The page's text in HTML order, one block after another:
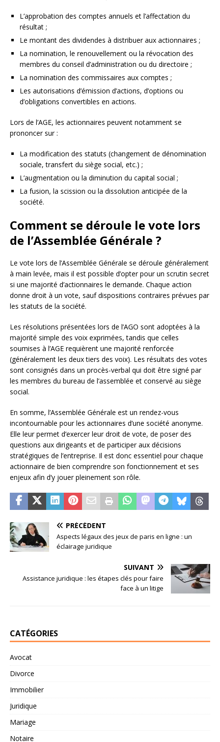
L’approbation des comptes annuels et l’affectation du
résultat ;
Le montant des dividendes à distribuer aux actionnaires ;
La nomination, le renouvellement ou la révocation des
membres du conseil d’administration ou du directoire ;
La nomination des commissaires aux comptes ;
Les autorisations d’émission d’actions, d’options ou
d’obligations convertibles en actions.
Lors de l’AGE, les actionnaires peuvent notamment se
prononcer sur :
La modification des statuts (changement de dénomination
sociale, transfert du siège social, etc.) ;
L’augmentation ou la diminution du capital social ;
La fusion, la scission ou la dissolution anticipée de la
société.
Comment se déroule le vote lors
de l’Assemblée Générale ?
Le vote lors de l’Assemblée Générale se déroule généralement
à main levée, mais il est possible d’opter pour un scrutin secret
si une majorité d’actionnaires le demande. Chaque action
donne droit à un vote, sauf dispositions contraires prévues par
les statuts de la société.
Les résolutions présentées lors de l’AGO sont adoptées à la
majorité simple des voix exprimées, tandis que celles
soumises à l’AGE requièrent une majorité renforcée
(généralement les deux tiers des voix). Les résultats des votes
sont consignés dans un procès-verbal qui doit être signé par
les membres du bureau de l’assemblée et conservé au siège
social.
En somme, l’Assemblée Générale est un rendez-vous
incontournable pour les actionnaires d’une société anonyme.
Elle leur permet d’exercer leur droit de vote, de poser des
questions aux dirigeants et de participer aux décisions
stratégiques de l’entreprise. Il est donc essentiel pour chaque
actionnaire de bien comprendre son fonctionnement et ses
enjeux afin d’y jouer pleinement son rôle.
PRÉCÉDENT
Aspects légaux des jeux de paris en ligne : un
éclairage juridique
SUIVANT
Assistance juridique : les étapes clés pour faire
face à un litige
CATÉGORIES
Avocat
Divorce
Immobilier
Juridique
Mariage
Notaire